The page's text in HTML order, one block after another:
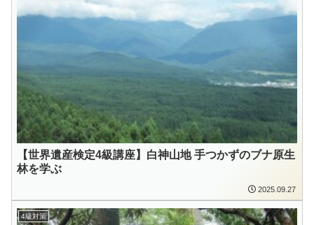
【世界遺産検定4級講座】白神山地 手つかずのブナ原生
林を学ぶ
2025.09.27
4級対策